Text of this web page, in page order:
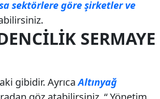
sektörlere göre şirketler ve
SERMAYE
gibidir. AyrıcaAltınyağ